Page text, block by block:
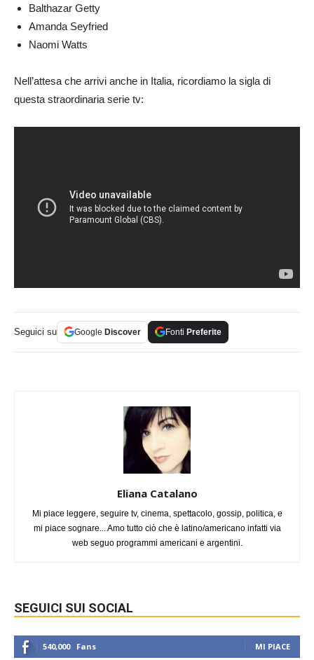
Balthazar Getty
Amanda Seyfried
Naomi Watts
Nell’attesa che arrivi anche in Italia, ricordiamo la sigla di
questa straordinaria serie tv:
Seguici su Google Discover Fonti Preferite
Eliana Catalano
Mi piace leggere, seguire tv, cinema, spettacolo, gossip, politica, e
mi piace sognare... Amo tutto ciò che è latino/americano infatti via
web seguo programmi americani e argentini.
SEGUICI SUI SOCIAL
540,000 Fans MI PIACE